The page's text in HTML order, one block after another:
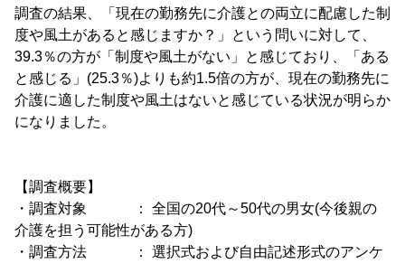
調査の結果、「現在の勤務先に介護との両立に配慮した制
度や風土があると感じますか？」という問いに対して、
39.3％の方が「制度や風土がない」と感じており、「ある
と感じる」(25.3％)よりも約1.5倍の方が、現在の勤務先に
介護に適した制度や風土はないと感じている状況が明らか
になりました。
【調査概要】
・調査対象 ： 全国の20代～50代の男女(今後親の
介護を担う可能性がある方)
・調査方法 ： 選択式および自由記述形式のアンケ